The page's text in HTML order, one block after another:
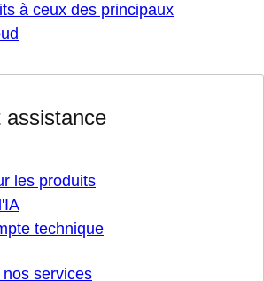
à ceux des principaux
assistance
les produits
technique
services